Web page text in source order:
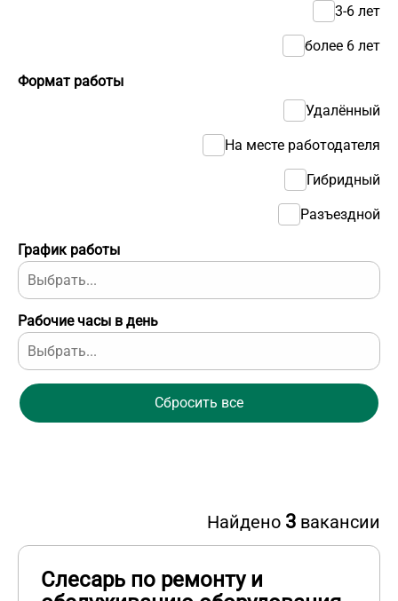
3-6 лет
более 6 лет
График работы
Рабочие часы в день
Формат работы
Удалённый
На месте работодателя
Гибридный
Разъездной
Сбросить все
Найдено 3 вакансии
Слесарь по ремонту и